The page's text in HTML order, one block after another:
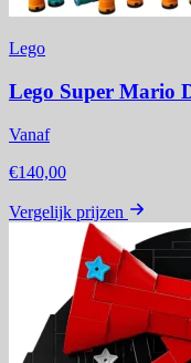
Lego
Lego Super Mario
Vanaf
€140,00
Vergelijk prijzen